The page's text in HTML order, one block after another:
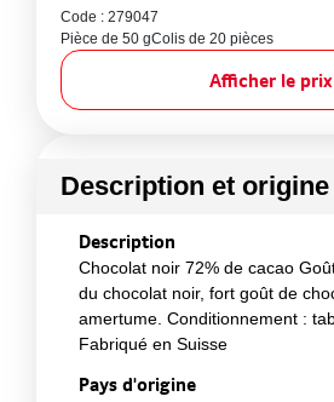
Code : 279047
Pièce de 50 gColis de 20 pièces
Afficher le prix
Description et origine
Description
Chocolat noir 72% de cacao
du chocolat noir, fort goût de
amertume. Conditionnement :
Fabriqué en Suisse
Pays d'origine